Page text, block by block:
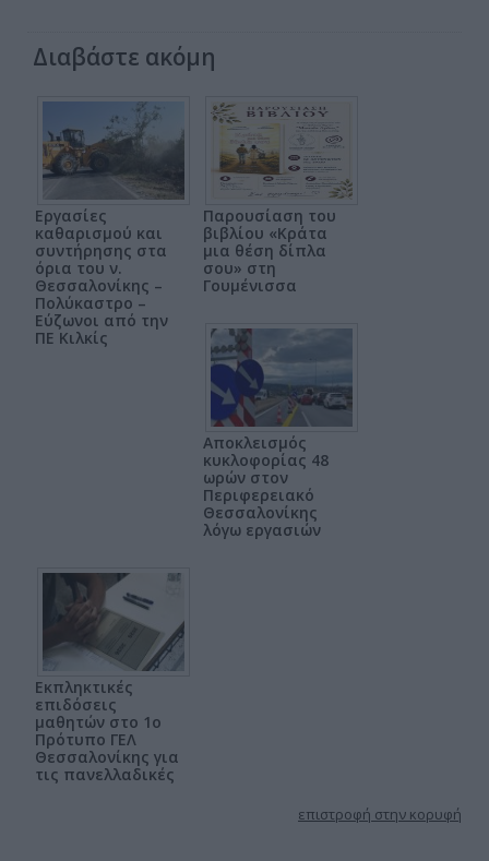
Διαβάστε ακόμη
Εργασίες
καθαρισμού και
συντήρησης στα
όρια του ν.
Θεσσαλονίκης –
Πολύκαστρο –
Εύζωνοι από την
ΠΕ Κιλκίς
Παρουσίαση του
βιβλίου «Κράτα
μια θέση δίπλα
σου» στη
Γουμένισσα
Αποκλεισμός
κυκλοφορίας 48
ωρών στον
Περιφερειακό
Θεσσαλονίκης
λόγω εργασιών
Εκπληκτικές
επιδόσεις
μαθητών στο 1ο
Πρότυπο ΓΕΛ
Θεσσαλονίκης για
τις πανελλαδικές
επιστροφή στην κορυφή